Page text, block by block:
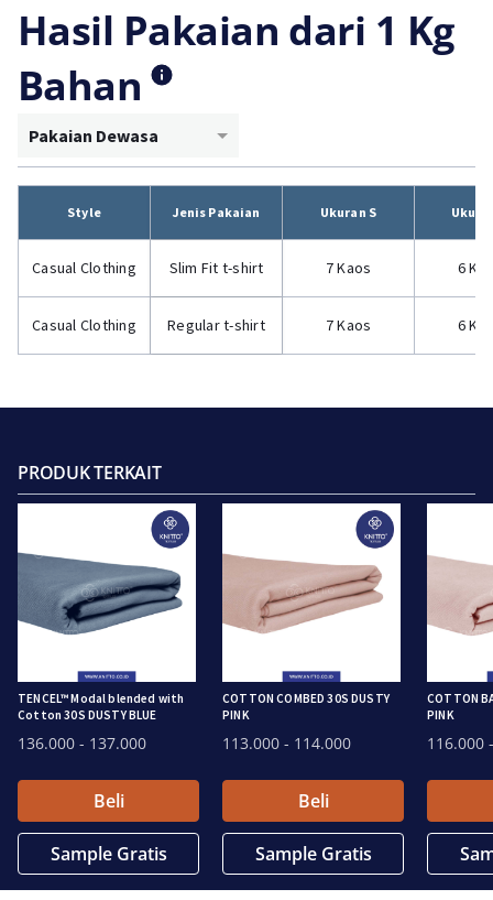
Hasil Pakaian dari 1 Kg
Bahan
Pakaian Dewasa
Style Jenis Pakaian Ukuran S
Casual Clothing Slim Fit t-shirt 7 Kaos 6
Casual Clothing Regular t-shirt 7 Kaos 6
PRODUK TERKAIT
TENCEL™ Modal blended with
Cotton 30S DUSTY BLUE
136.000 - 137.000
Beli
Sample Gratis
COTTON COMBED 30S DUSTY
PINK
113.000 - 114.000
Beli
Sample Gratis
COTTON
PINK
116.000